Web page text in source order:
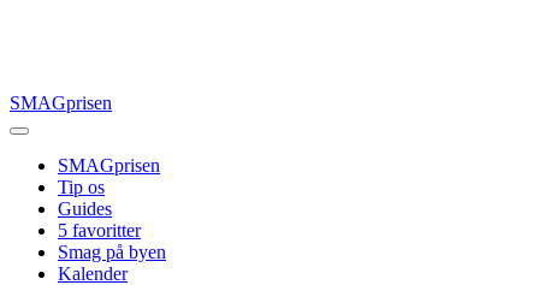
SMAGprisen
SMAGprisen
Tip os
Guides
5 favoritter
Smag på byen
Kalender